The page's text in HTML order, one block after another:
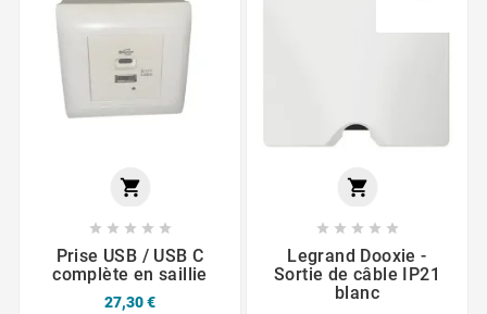

    
Prise USB / USB C
complète en saillie
27,30 €

    
Legrand Dooxie -
Sortie de câble IP21
blanc